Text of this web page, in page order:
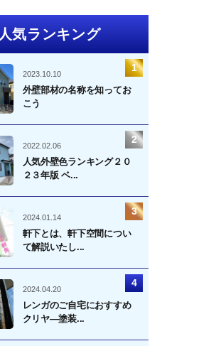
人気ランキング
2023.10.10
外壁部材の名称を知ってお
こう
2022.02.06
人気外壁色ランキング２０
２３年版 ベ...
2024.01.14
軒下とは、軒下空間につい
て解説いたし...
2024.04.20
レンガのご自宅におすすめ
クリヤ―塗装...